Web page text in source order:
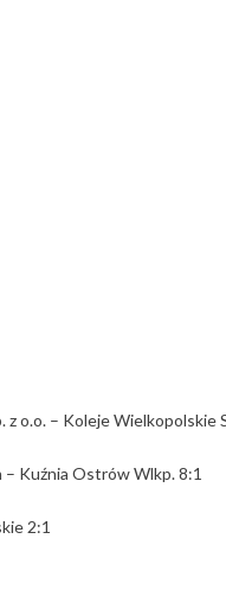
o.o. – Koleje Wielkopolskie
– Kuźnia Ostrów Wlkp. 8:1
2:1